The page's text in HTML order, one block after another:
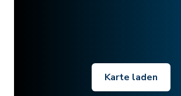
Karte laden